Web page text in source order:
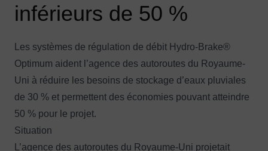
inférieurs de 50 %
Les systèmes de régulation de débit Hydro-Brake®
Optimum aident l’agence des autoroutes du Royaume-
Uni à réduire les besoins de stockage d’eaux pluviales
de 30 % et permettent des économies pouvant atteindre
50 % pour le projet.
Situation
L’agence des autoroutes du Royaume-Uni projetait